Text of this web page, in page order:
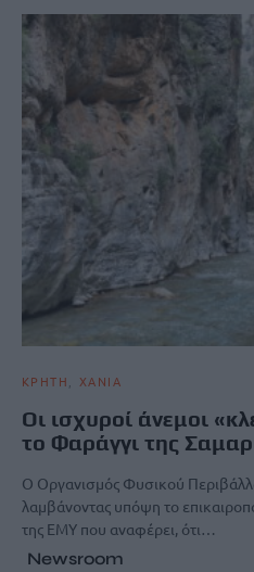
ΚΡΗΤΗ ΧΑΝΙΑ
Οι ισχυροί άνεμοι
το Φαράγγι της
Ο Οργανισμός Φυσικού
λαμβάνοντας υπόψη το
της ΕΜΥ που αναφέρει, ότι…
Newsroom